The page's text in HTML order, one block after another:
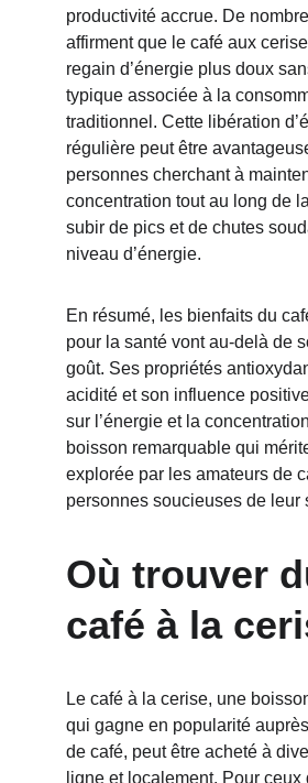
productivité accrue. De
affirment que le café aux
regain d’énergie plus doux
typique associée à la
traditionnel. Cette libération
régulière peut être
personnes cherchant à
concentration tout au long de
subir de pics et de chutes
niveau d’énergie.
En résumé, les bienfaits du
pour la santé vont au-delà de
goût. Ses propriétés
acidité et son influence
sur l’énergie et la
boisson remarquable qui
explorée par les amateurs de
personnes soucieuses de leur
Où trouver
café à la
Le café à la cerise, une
qui gagne en popularité
de café, peut être acheté à
ligne et localement. Pour